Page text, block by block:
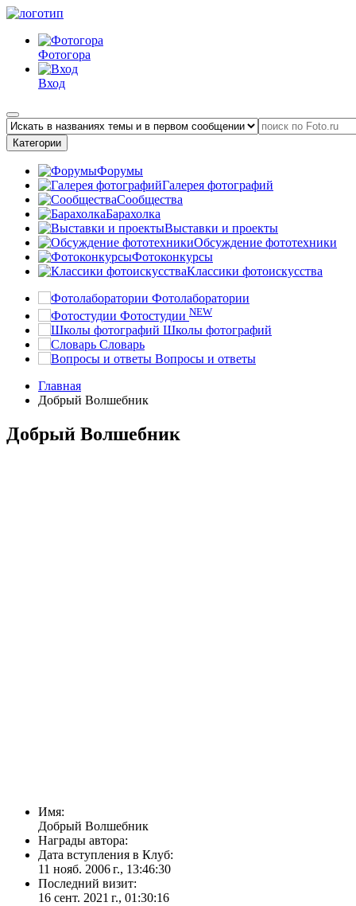
Фотогора
Вход
Категории
Форумы
Галерея фотографий
Сообщества
Барахолка
Выставки и проекты
Обсуждение фототехники
Фотоконкурсы
Классики фотоискусства
Фотолаборатории
Фотостудии NEW
Школы фотографий
Словарь
Вопросы и ответы
Главная
Добрый Волшебник
Добрый Волшебник
Имя:
Добрый Волшебник
Награды автора:
Дата вступления в Клуб:
11 нояб. 2006 г., 13:46:30
Последний визит:
16 сент. 2021 г., 01:30:16